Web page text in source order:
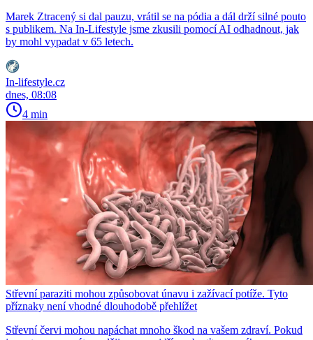
Marek Ztracený si dal pauzu, vrátil se na pódia a dál drží silné pouto
s publikem. Na In-Lifestyle jsme zkusili pomocí AI odhadnout, jak
by mohl vypadat v 65 letech.
In-lifestyle.cz
dnes, 08:08
4 min
Střevní paraziti mohou způsobovat únavu i zažívací potíže. Tyto
příznaky není vhodné dlouhodobě přehlížet
Střevní červi mohou napáchat mnoho škod na vašem zdraví. Pokud